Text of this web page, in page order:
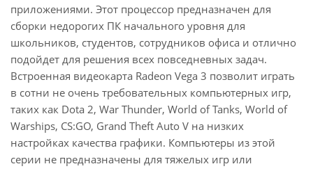
приложениями. Этот процессор предназначен для
сборки недорогих ПК начального уровня для
школьников, студентов, сотрудников офиса и отлично
подойдет для решения всех повседневных задач.
Встроенная видеокарта Radeon Vega 3 позволит играть
в сотни не очень требовательных компьютерных игр,
таких как Dota 2, War Thunder, World of Tanks, World of
Warships, CS:GO, Grand Theft Auto V на низких
настройках качества графики. Компьютеры из этой
серии не предназначены для тяжелых игр или